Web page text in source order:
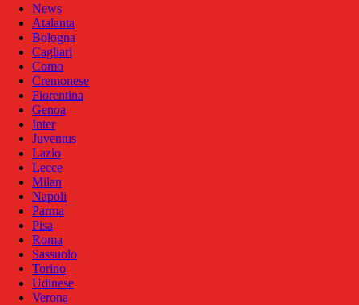
News
Atalanta
Bologna
Cagliari
Como
Cremonese
Fiorentina
Genoa
Inter
Juventus
Lazio
Lecce
Milan
Napoli
Parma
Pisa
Roma
Sassuolo
Torino
Udinese
Verona